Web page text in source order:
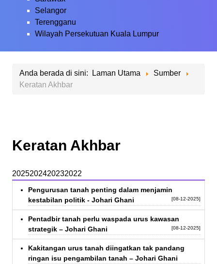
Selangor
Terengganu
Wilayah Persekutuan Kuala Lumpur
Anda berada di sini: Laman Utama
Sumber
Keratan Akhbar
Keratan Akhbar
2025202420232022
Pengurusan tanah penting dalam menjamin
kestabilan politik - Johari Ghani
[08-12-2025]
Pentadbir tanah perlu waspada urus kawasan
strategik – Johari Ghani
[08-12-2025]
Kakitangan urus tanah diingatkan tak pandang
ringan isu pengambilan tanah – Johari Ghani